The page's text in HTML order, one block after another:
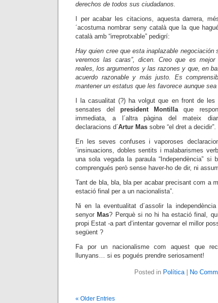
derechos de todos sus ciudadanos.
I per acabar les citacions, aquesta darrera,
´acostuma nombrar seny català que la que
català amb “irreprotxable” pedigrí:
Hay quien cree que esta inaplazable negociación
veremos las caras”, dicen. Creo que es
reales, los argumentos y las razones y que, en
acuerdo razonable y más justo. Es
mantener un estatus que les favorece aunque
I la casualitat (?) ha volgut que en front de les
sensatesdelpresident Montillaque
immediata, a l´altra pàgina del mateix
declaracions d´Artur Mas sobre “el dret a decidir”.
En les seves confuses i vaporoses
´insinuacions, dobles sentits i malabarismes
una sola vegada la paraula “Independència”
comprengués però sense haver-ho de dir, ni
Tant de bla, bla, bla per acabar precisant com a
estació final per a un nacionalista”.
Ni en la eventualitat d´assolir la
senyor Mas? Perquè si no hi ha estació final,
propi Estat -a part d’intentar governar el millor
següent ?
Fa por un nacionalisme com aquest que
llunyans… si es pogués prendre seriosament!
Posted in Política| No
« Older Entries